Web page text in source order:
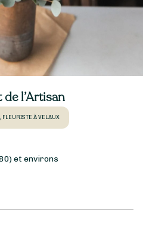
l’Artisan
FLEURISTE À VELAUX
et environs